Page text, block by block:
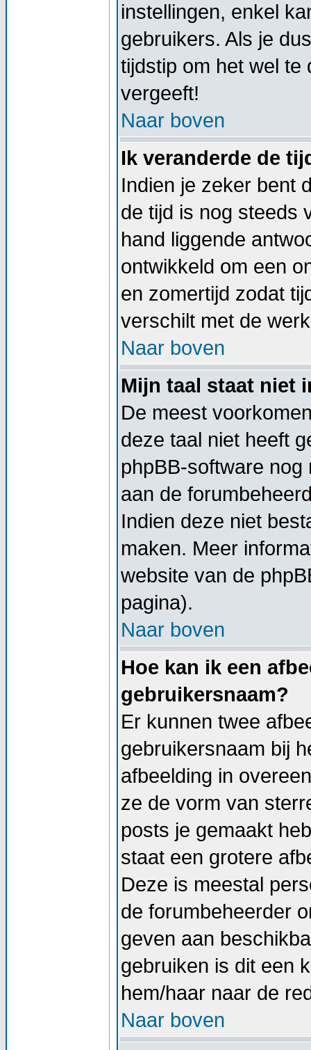
instellingen, enkel
gebruikers. Als je
tijdstip om het wel te
vergeeft!
Naar boven
Ik veranderde de
Indien je zeker bent
de tijd is nog steeds
hand liggende
ontwikkeld om een
en zomertijd zodat
verschilt met de
Naar boven
Mijn taal staat niet
De meest
deze taal niet heeft
phpBB-software
aan de
Indien deze niet
maken. Meer
website van de
pagina).
Naar boven
Hoe kan ik een
gebruikersnaam?
Er kunnen twee
gebruikersnaam bij
afbeelding in
ze de vorm van
posts je gemaakt
staat een grotere
Deze is meestal
de forumbeheerder
geven aan
gebruiken is dit een
hem/haar naar de
Naar boven